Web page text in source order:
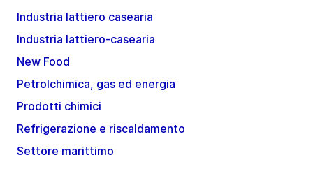
Industria lattiero casearia
Industria lattiero-casearia
New Food
Petrolchimica, gas ed energia
Prodotti chimici
Refrigerazione e riscaldamento
Settore marittimo